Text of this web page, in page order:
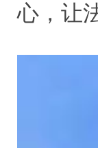
心，让